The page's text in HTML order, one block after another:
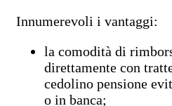
Innumerevoli i vantaggi:
la comodità di
direttamente con
cedolino pensione
o in banca;